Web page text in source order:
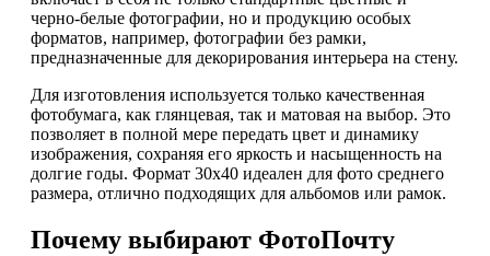
черно-белые фотографии, но и продукцию особых
форматов, например, фотографии без рамки,
предназначенные для декорирования интерьера на стену.
Для изготовления используется только качественная
фотобумага, как глянцевая, так и матовая на выбор. Это
позволяет в полной мере передать цвет и динамику
изображения, сохраняя его яркость и насыщенность на
долгие годы. Формат 30х40 идеален для фото среднего
размера, отлично подходящих для альбомов или рамок.
Почему выбирают ФотоПочту